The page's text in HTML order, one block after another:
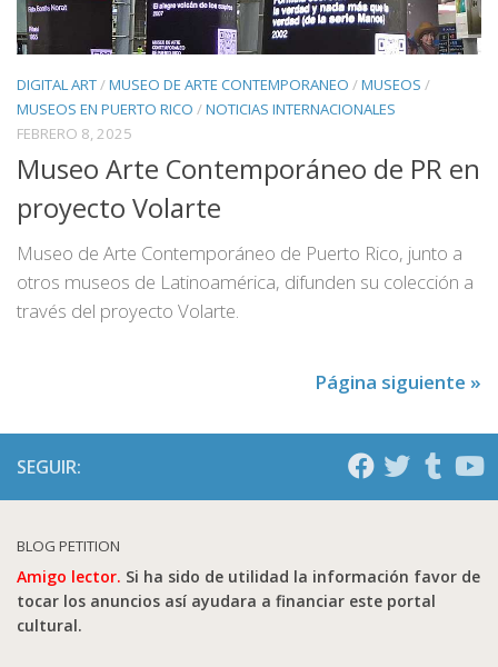
DIGITAL ART/MUSEO DE ARTE CONTEMPORANEO /MUSEOS /
MUSEOS EN PUERTO RICO /NOTICIAS INTERNACIONALES
FEBRERO 8, 2025
Museo Arte Contemporáneo de PR en
proyecto Volarte
Museo de Arte Contemporáneo de Puerto Rico, junto a
otros museos de Latinoamérica, difunden su colección a
través del proyecto Volarte.
Página siguiente »
SEGUIR:
BLOG PETITION
Amigo lector. Si ha sido de utilidad la información favor de
tocar los anuncios así ayudara a financiar este portal
cultural.